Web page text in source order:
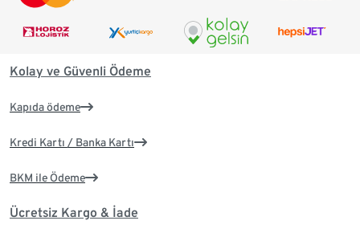
Kolay ve Güvenli Ödeme
Kapıda ödeme
Kredi Kartı / Banka Kartı
BKM ile Ödeme
Ücretsiz Kargo & İade